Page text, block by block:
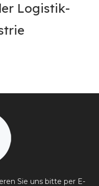
Logistik-
Sie uns bitte per E-